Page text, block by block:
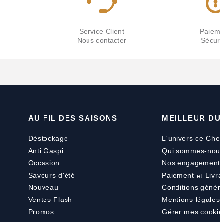
Service Client
Nous contacter
AU FIL DES SAISONS
Déstockage
Anti Gaspi
Occasion
Saveurs d'été
Nouveau
Ventes Flash
Promos
MEILLEUR
L'univers de
Qui sommes-
Nos
Paiement et
Conditions
Mentions légales
Gérer mes